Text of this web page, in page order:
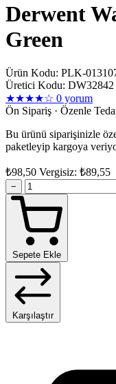
Derwent
Green
Ürün Kodu: PLK-
Üretici Kodu: DW32842
★★★★☆ 0 yorum
Ön Sipariş · Özenle
Bu ürünü siparişinizle
paketleyip kargoya
₺98,50 Vergisiz: ₺89,55
−
Sepete Ekle
Karşılaştır